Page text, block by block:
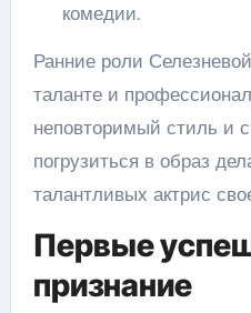
комедии.
Ранние роли
таланте и
неповторимый стиль и
погрузиться в образ
талантливых актрис
Первые
признание